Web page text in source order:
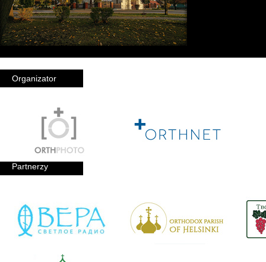
Organizator
Partnerzy